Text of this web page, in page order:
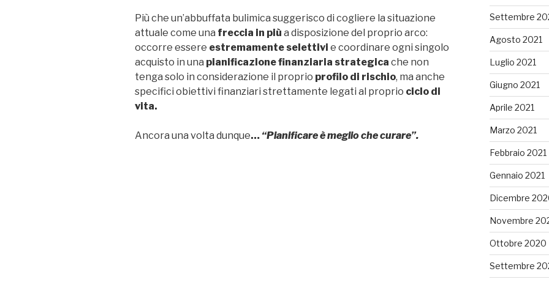
Più che un’abbuffata bulimica suggerisco di cogliere la situazione
attuale come una freccia in più a disposizione del proprio arco:
occorre essere estremamente selettivi e coordinare ogni singolo
acquisto in una pianificazione finanziaria strategica che non
tenga solo in considerazione il proprio profilo di rischio, ma anche
specifici obiettivi finanziari strettamente legati al proprio ciclo di
vita.
Ancora una volta dunque… “Pianificare è meglio che curare”.
Settembre
Agosto 2021
Luglio 2021
Giugno 2021
Aprile 2021
Marzo 2021
Febbraio 2021
Gennaio 2021
Dicembre
Novembre
Ottobre 2020
Settembre